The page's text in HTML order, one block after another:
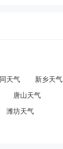
天气 新乡天气
唐山天气
潍坊天气